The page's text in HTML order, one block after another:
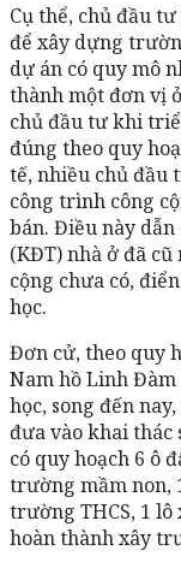
Cụ thể, chủ đầu
để xây dựng
dự án có quy mô
thành một đơn vị
chủ đầu tư khi
đúng theo quy
tế, nhiều chủ đầu
công trình công
bán. Điều này
(KĐT) nhà ở đã
cộng chưa có,
học.
Đơn cử, theo quy
Nam hồ Linh
học, song đến
đưa vào khai thác
có quy hoạch 6 ô
trường mầm non,
trường THCS, 1 lô
hoàn thành xây